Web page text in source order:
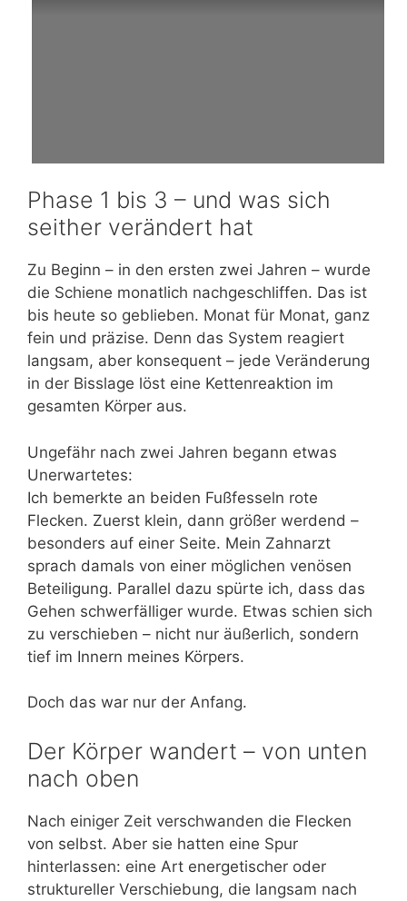
Phase 1 bis 3 – und was sich
seither verändert hat
Zu Beginn – in den ersten zwei Jahren – wurde
die Schiene monatlich nachgeschliffen. Das ist
bis heute so geblieben. Monat für Monat, ganz
fein und präzise. Denn das System reagiert
langsam, aber konsequent – jede Veränderung
in der Bisslage löst eine Kettenreaktion im
gesamten Körper aus.
Ungefähr nach zwei Jahren begann etwas
Unerwartetes:
Ich bemerkte an beiden Fußfesseln rote
Flecken. Zuerst klein, dann größer werdend –
besonders auf einer Seite. Mein Zahnarzt
sprach damals von einer möglichen venösen
Beteiligung. Parallel dazu spürte ich, dass das
Gehen schwerfälliger wurde. Etwas schien sich
zu verschieben – nicht nur äußerlich, sondern
tief im Innern meines Körpers.
Doch das war nur der Anfang.
Der Körper wandert – von unten
nach oben
Nach einiger Zeit verschwanden die Flecken
von selbst. Aber sie hatten eine Spur
hinterlassen: eine Art energetischer oder
struktureller Verschiebung, die langsam nach